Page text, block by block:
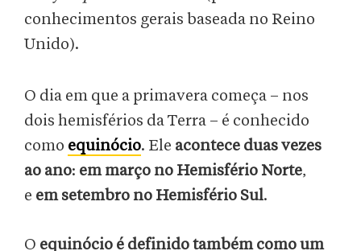
conhecimentos gerais baseada no Reino
Unido).
O dia em que a primavera começa – nos
dois hemisférios da Terra – é conhecido
como equinócio. Ele acontece duas vezes
ao ano: em março no Hemisfério Norte,
e em setembro no Hemisfério Sul.
O equinócio é definido também como um